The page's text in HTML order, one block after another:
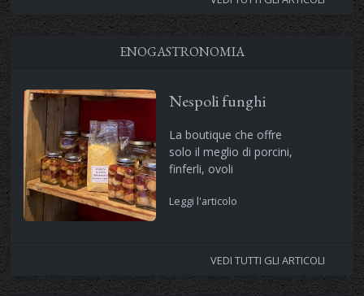
ENOGASTRONOMIA
Nespoli funghi
La boutique che offre
solo il meglio di porcini,
finferli, ovoli
Leggi l'articolo
VEDI TUTTI GLI ARTICOLI